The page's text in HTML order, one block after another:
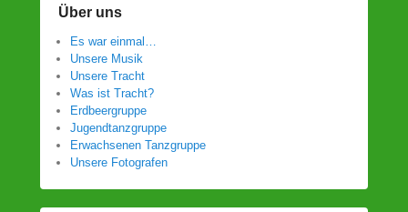
Über uns
Es war einmal…
Unsere Musik
Unsere Tracht
Was ist Tracht?
Erdbeergruppe
Jugendtanzgruppe
Erwachsenen Tanzgruppe
Unsere Fotografen